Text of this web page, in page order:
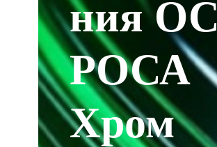
ния ОС
РОСА
Хром